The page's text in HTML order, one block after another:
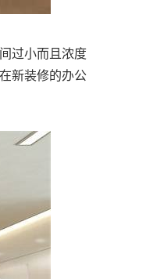
过小而且浓度
新装修的办公